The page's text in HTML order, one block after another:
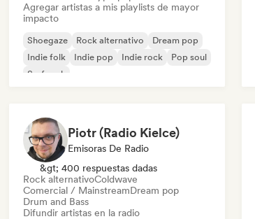
Agregar artistas a mis playlists de mayor
impacto
Shoegaze Rock alternativo
Dream pop
Indie folk
Indie pop Indie rock
Pop soul
Surf rock
Piotr (Radio Kielce)
Emisoras De Radio
&gt; 400 respuestas dadas
Rock alternativoColdwave
Comercial / MainstreamDream pop
Drum and Bass
Difundir artistas en la radio